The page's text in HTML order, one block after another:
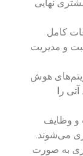
نهایی
کامل
و مدیریت
هوش
را
و وظایف
می‌شوند.
به صورت